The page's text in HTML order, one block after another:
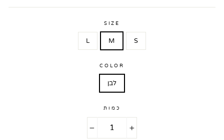
SIZE
S
M
L
COLOR
לבן
כמות
+